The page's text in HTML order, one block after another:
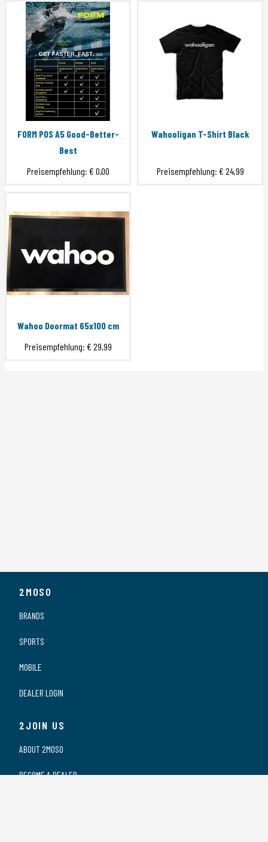
FORM POS A5 Good-Better-
Best
Preisempfehlung: € 0,00
Wahooligan T-Shirt Black
Preisempfehlung: € 24,99
Wahoo Doormat 65x100 cm
Preisempfehlung: € 29,99
2MOSO
BRANDS
SPORTS
MOBILE
DEALER LOGIN
2JOIN US
ABOUT 2MOSO
BECOME A DEALER